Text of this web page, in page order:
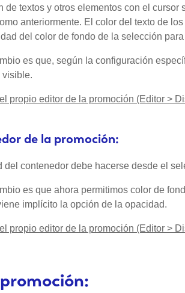
de textos y otros elementos con el
anteriormente. El color del texto de
del color de fondo de la selección
es que, según la configuración
visible.
propio editor de la promoción (Editor >
de la promoción:
del contenedor debe hacerse desde el
es que ahora permitimos color de
implícito la opción de la opacidad.
propio editor de la promoción (Editor >